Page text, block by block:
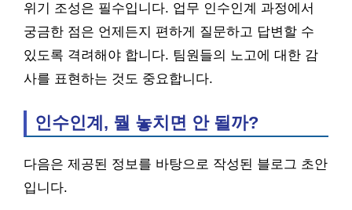
위기 조성은 필수입니다. 업무 인수인계 과정에서
궁금한 점은 언제든지 편하게 질문하고 답변할 수
있도록 격려해야 합니다. 팀원들의 노고에 대한 감
사를 표현하는 것도 중요합니다.
인수인계, 뭘 놓치면 안 될까?
다음은 제공된 정보를 바탕으로 작성된 블로그 초안
입니다.